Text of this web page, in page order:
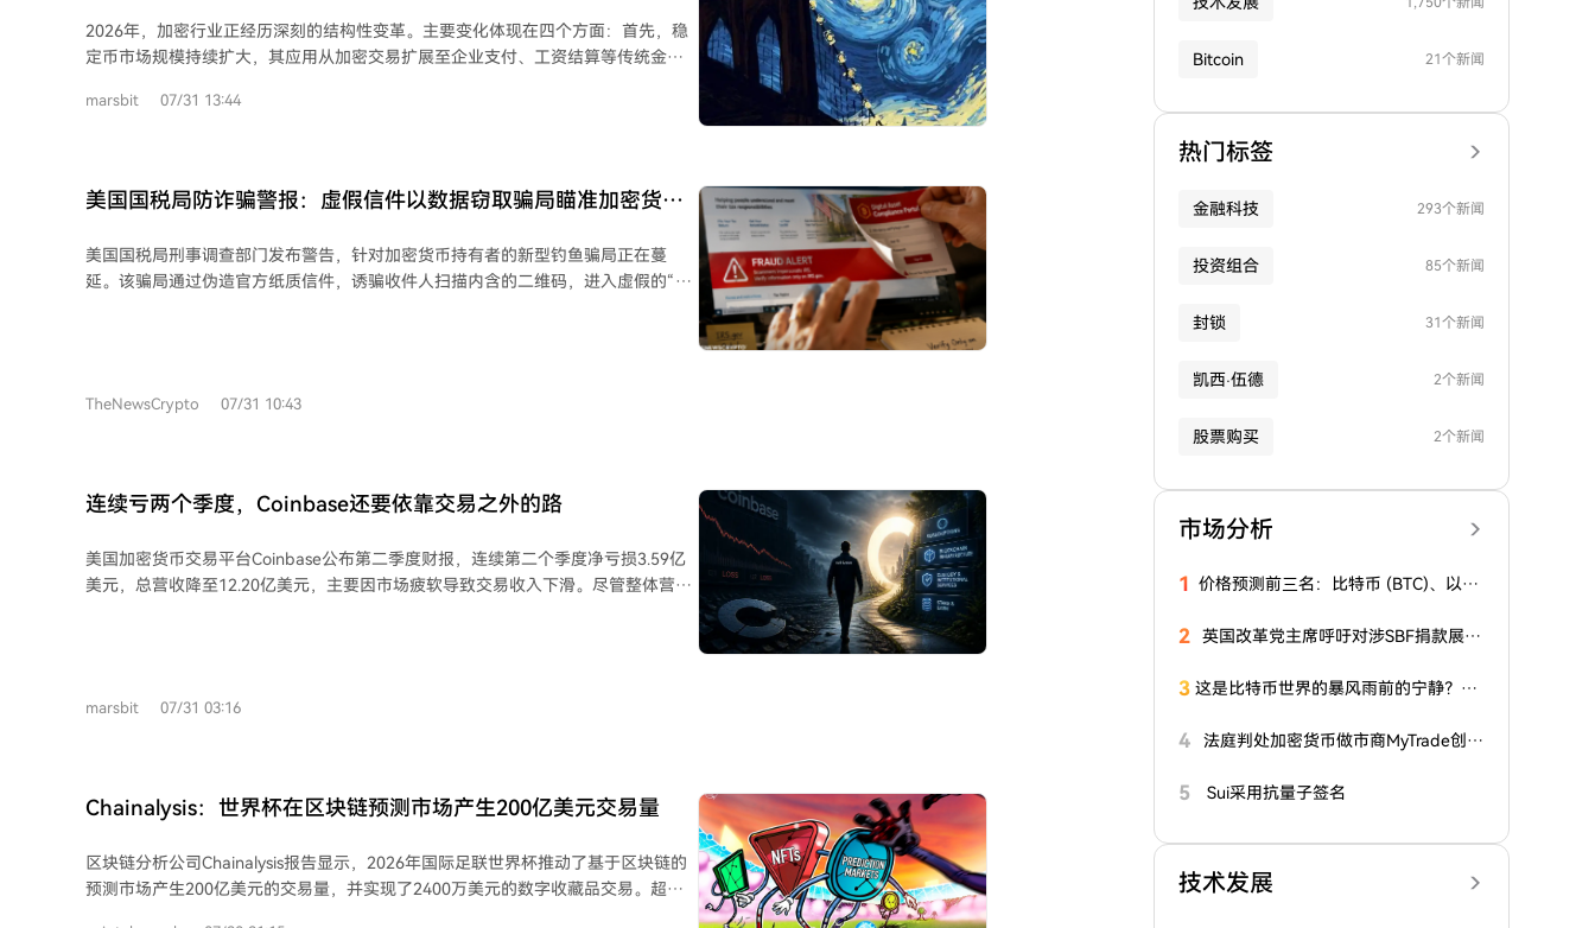
AMLBot表示，AI Tracer适用于希望了解交易路径的记者、研究人员、交易者和加密
货币用户，以及调查加密货币犯罪的执法机构、独立调查员或合规团队。
2026年，加密行业正经历深刻的结构性变革。主要变化体现在四个方面：首先，稳
定币市场规模持续扩大，其应用从加密交易扩展至企业支付、工资结算等传统金融
处理复杂化。其次，全球监管框架加速形成，欧盟MiCA等法规使持牌经营成为硬性
税务归属和审计证据提出了新要求。最后，税务透明化进入落地期，CARF、DAC8
和Form 1099-DA等规则推动交易平台承担直接报送责任，但链上数据与税务数据间
系，合规已从单项要求转变为需要贯穿日常经营的数据与控制基础设施。
marsbit 07/31 13:44
美国国税局防诈骗警报：虚假信件以数据窃取骗局瞄准加密货币
美国国税局刑事调查部门发布警告，针对加密货币持有者的新型钓鱼骗局正在蔓
延。该骗局通过伪造官方纸质信件，诱骗收件人扫描内含的二维码，进入虚假的“数
通过此类门户网站进行注册。 如果收到可疑信件，切勿扫描其中的二维码、拨打信
局损害了国税局在加强加密货币税务执法时期，其官方沟通的可信度。
TheNewsCrypto 07/31 10:43
连续亏两个季度，Coinbase还要依靠交易之外的路
美国加密货币交易平台Coinbase公布第二季度财报，连续第二个季度净亏损3.59亿
美元，总营收降至12.20亿美元，主要因市场疲软导致交易收入下滑。尽管整体营收
易波动的依赖有所降低。 流动性方面，第二季度现货交易量环比下降24%，但衍生
会计准则（GAAP）计算出现净亏损，但经调整的息税折旧摊销前利润（EBITDA）
连续14个季度为正，为2.08亿美元，反映出核心经营活动仍能覆盖成本。公司同时
升市场份额，来减轻对单一交易业务的周期性依赖。
marsbit 07/31 03:16
Chainalysis：世界杯在区块链预测市场产生200亿美元交易量
区块链分析公司Chainalysis报告显示，2026年国际足联世界杯推动了基于区块链的
预测市场产生200亿美元的交易量，并实现了2400万美元的数字收藏品交易。超过
Bitcoin 21个新闻
热门标签
金融科技 293个新闻
投资组合 85个新闻
封锁 31个新闻
凯西·伍德 2个新闻
股票购买 2个新闻
市场分析
1 价格预测前三名：比特币 (BTC)、以太
2
英国改革党主席呼吁对涉SBF捐款展开
3 这是比特币世界的暴风雨前的宁静？价
C意味着什么？
4
法庭判处加密货币做市商MyTrade创始
5 Sui采用抗量子签名
技术发展